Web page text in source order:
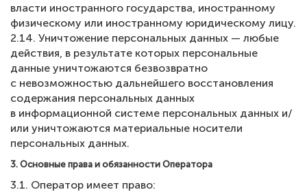
власти иностранного государства, иностранному
физическому или иностранному юридическому лицу.
2.14. Уничтожение персональных данных — любые
действия, в результате которых персональные
данные уничтожаются безвозвратно
с невозможностью дальнейшего восстановления
содержания персональных данных
в информационной системе персональных данных и/
или уничтожаются материальные носители
персональных данных.
3. Основные права и обязанности Оператора
3.1. Оператор имеет право: